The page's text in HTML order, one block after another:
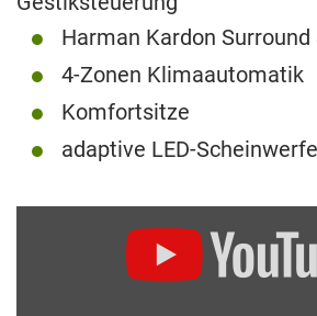
Harman Kardon
4-Zonen Klimaautomatik
Komfortsitze
adaptive LED-